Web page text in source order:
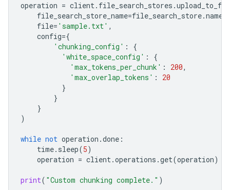
operation = client. file_search_stores .
file_search_store_name=file_search_store.name
file= 'sample.txt' ,
config={
'chunking_config' :
{
'white_space_config' :
{
'max_tokens_per_chunk' : 200,
'max_overlap_tokens' :
20
}
}
}
)
while not operation .done :
time. sleep(5)
operation = client.operations .get(operation)
print( "Custom chunking complete." )